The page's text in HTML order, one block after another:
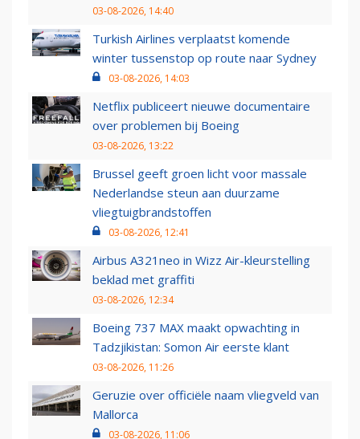
03-08-2026, 14:40
Turkish Airlines verplaatst komende
winter tussenstop op route naar Sydney
03-08-2026, 14:03
Netflix publiceert nieuwe documentaire
over problemen bij Boeing
03-08-2026, 13:22
Brussel geeft groen licht voor massale
Nederlandse steun aan duurzame
vliegtuigbrandstoffen
03-08-2026, 12:41
Airbus A321neo in Wizz Air-kleurstelling
beklad met graffiti
03-08-2026, 12:34
Boeing 737 MAX maakt opwachting in
Tadzjikistan: Somon Air eerste klant
03-08-2026, 11:26
Geruzie over officiële naam vliegveld van
Mallorca
03-08-2026, 11:06